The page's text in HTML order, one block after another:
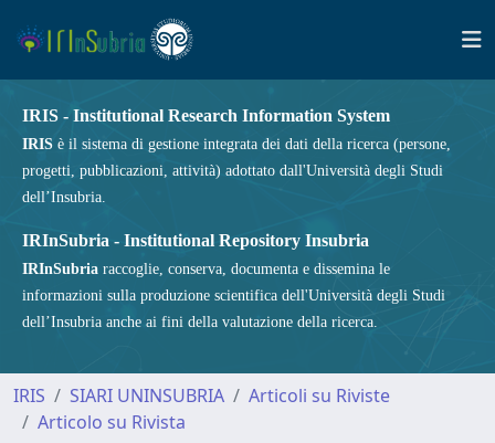
IRIS - Institutional Research Information System
IRIS è il sistema di gestione integrata dei dati della ricerca (persone,
progetti, pubblicazioni, attività) adottato dall'Università degli Studi
dell’Insubria.
IRInSubria - Institutional Repository Insubria
IRInSubria raccoglie, conserva, documenta e dissemina le
informazioni sulla produzione scientifica dell'Università degli Studi
dell’Insubria anche ai fini della valutazione della ricerca.
IRIS SIARI UNINSUBRIA
Articoli su Riviste
Articolo su Rivista